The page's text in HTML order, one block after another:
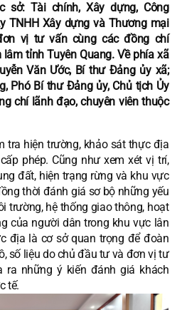
sở: Tài chính, Xây dựng, Công
TNHH Xây dựng và Thương mại
vị tư vấn cùng các đồng chí
tỉnh Tuyên Quang. Về phía xã
Văn Ước, Bí thư Đảng ủy xã;
Phó Bí thư Đảng ủy, Chủ tịch Ủy
chí lãnh đạo, chuyên viên thuộc
tra hiện trường, khảo sát thực địa
phép. Cũng như xem xét vị trí,
đất, hiện trạng rừng và khu vực
thời đánh giá sơ bộ những yếu
trường, hệ thống giao thông, hoạt
của người dân trong khu vực lân
địa là cơ sở quan trọng để đoàn
số liệu do chủ đầu tư và đơn vị tư
ra những ý kiến đánh giá khách
tế.